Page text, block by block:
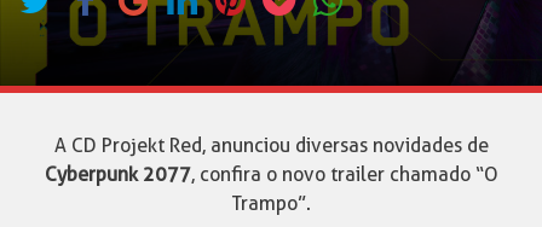
A CD Projekt Red, anunciou diversas novidades de
Cyberpunk 2077, confira o novo trailer chamado “O
Trampo”.